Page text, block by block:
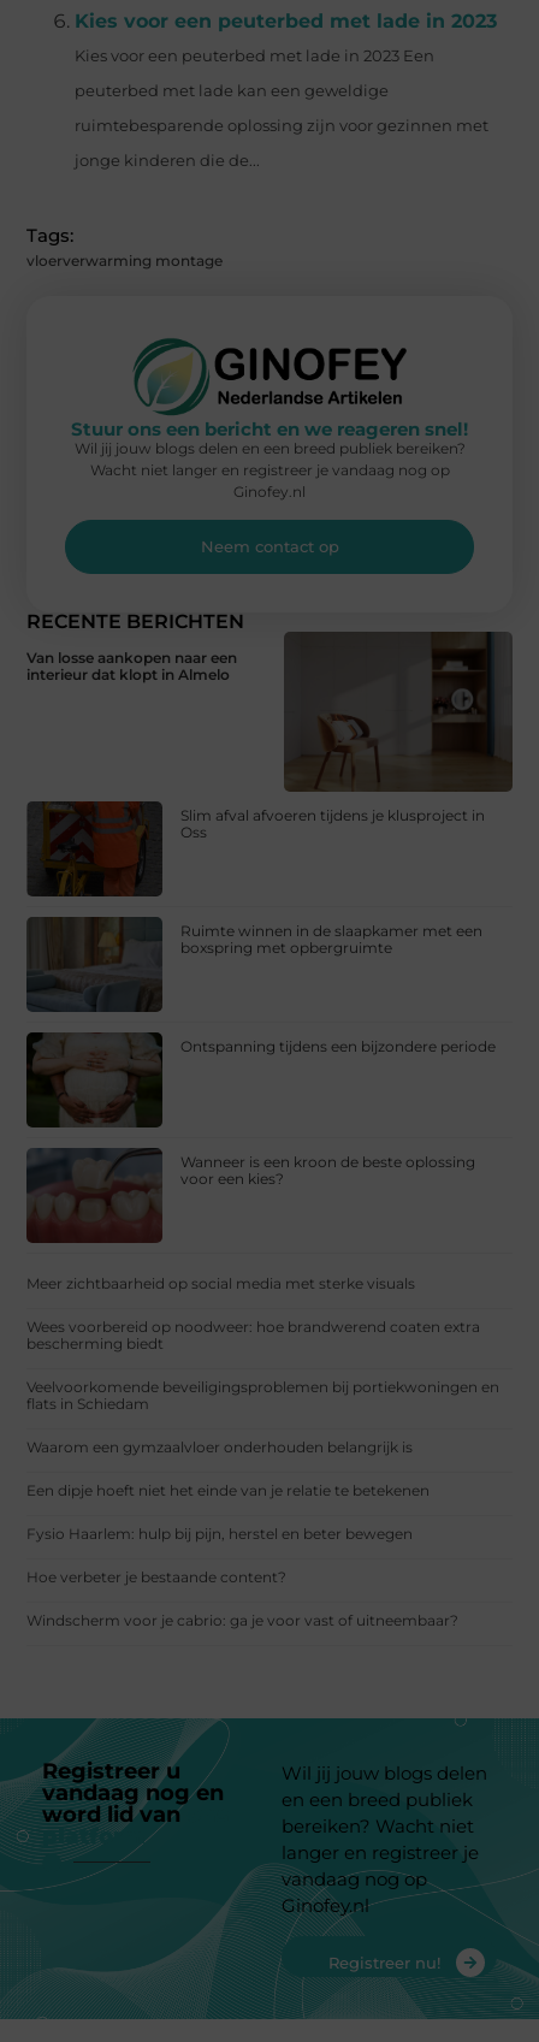
Kies voor een peuterbed met lade in 2023
Kies voor een peuterbed met lade in 2023 Een
peuterbed met lade kan een geweldige
ruimtebesparende oplossing zijn voor gezinnen met
jonge kinderen die de...
Tags:
vloerverwarming montage
RECENTE BERICHTEN
Van losse aankopen naar een
interieur dat klopt in Almelo
Slim afval afvoeren tijdens je klusproject in
Oss
Ruimte winnen in de slaapkamer met een
boxspring met opbergruimte
Ontspanning tijdens een bijzondere periode
Wanneer is een kroon de beste oplossing
voor een kies?
Meer zichtbaarheid op social media met sterke visuals
Wees voorbereid op noodweer: hoe brandwerend coaten extra
bescherming biedt
Veelvoorkomende beveiligingsproblemen bij portiekwoningen en
flats in Schiedam
Waarom een gymzaalvloer onderhouden belangrijk is
Een dipje hoeft niet het einde van je relatie te betekenen
Fysio Haarlem: hulp bij pijn, herstel en beter bewegen
Hoe verbeter je bestaande content?
Windscherm voor je cabrio: ga je voor vast of uitneembaar?
Stuur ons een bericht en we reageren snel!
Wil jij jouw blogs delen en een breed publiek bereiken?
Wacht niet langer en registreer je vandaag nog op
Ginofey.nl
Neem contact op
Registreer u
vandaag nog en
word lid van
platform
Wil jij jouw blogs delen
en een breed publiek
bereiken? Wacht niet
langer en registreer je
vandaag nog op
Ginofey.nl
Registreer nu!